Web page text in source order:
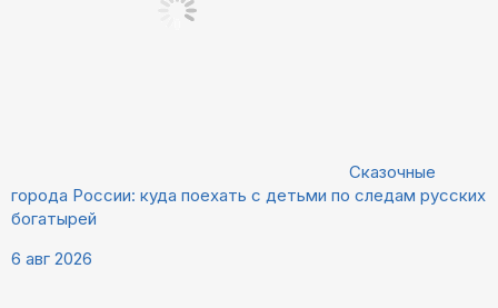
Сказочные
города России: куда поехать с детьми по следам русских
богатырей
6 авг 2026